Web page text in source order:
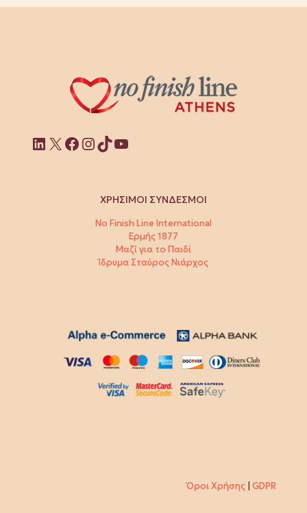
Linkedin
X Facebook
Instagram
TikTok
YouTube
ΧΡΗΣΙΜΟΙ ΣΥΝΔΕΣΜΟΙ
No Finish Line International
Ερμής 1877
Μαζί για το Παιδί
Ίδρυμα Σταύρος Νιάρχος
Όροι Χρήσης GDPR